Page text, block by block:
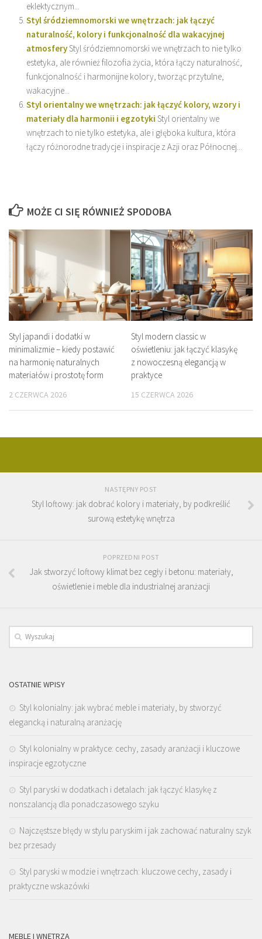
eklektycznym...
Styl śródziemnomorski we wnętrzach: jak łączyć
naturalność, kolory i funkcjonalność dla wakacyjnej
atmosferyStyl śródziemnomorski we wnętrzach to nie tylko
estetyka, ale również filozofia życia, która łączy naturalność,
funkcjonalność i harmonijne kolory, tworząc przytulne,
wakacyjne...
Styl orientalny we wnętrzach: jak łączyć kolory, wzory i
materiały dla harmonii i egzotyki Styl orientalny we
wnętrzach to nie tylko estetyka, ale i głęboka kultura, która
łączy różnorodne tradycje i inspiracje z Azji oraz Północnej...
MOŻE CI SIĘ RÓWNIEŻ SPODOBA
Styl japandi i dodatki w
minimalizmie – kiedy postawić
na harmonię naturalnych
materiałów i prostotę form
2 CZERWCA 2026
Styl modern classic w
oświetleniu: jak łączyć klasykę
z nowoczesną elegancją w
praktyce
15 CZERWCA 2026
NASTĘPNY POST
Styl loftowy: jak dobrać kolory i materiały, by podkreślić
surową estetykę wnętrza
POPRZEDNI POST
Jak stworzyć loftowy klimat bez cegły i betonu: materiały,
oświetlenie i meble dla industrialnej aranżacji
OSTATNIE WPISY
Styl kolonialny: jak wybrać meble i materiały, by stworzyć
elegancką i naturalną aranżację
Styl kolonialny w praktyce: cechy, zasady aranżacji i kluczowe
inspiracje egzotyczne
Styl paryski w dodatkach i detalach: jak łączyć klasykę z
nonszalancją dla ponadczasowego szyku
Najczęstsze błędy w stylu paryskim i jak zachować naturalny szyk
bez przesady
Styl paryski w modzie i wnętrzach: kluczowe cechy, zasady i
praktyczne wskazówki
MEBLE I WNĘTRZA